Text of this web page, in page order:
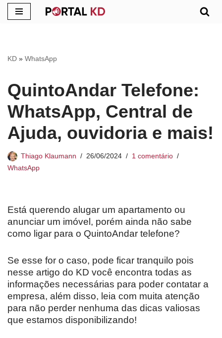
conteúdo
KD » WhatsApp
QuintoAndar Telefone:
WhatsApp, Central de
Ajuda, ouvidoria e mais!
Thiago Klaumann 26/06/2024
1 comentário
WhatsApp
Está querendo alugar um apartamento ou
anunciar um imóvel, porém ainda não sabe
como ligar para o QuintoAndar telefone?
Se esse for o caso, pode ficar tranquilo pois
nesse artigo do KD você encontra todas as
informações necessárias para poder contatar a
empresa, além disso, leia com muita atenção
para não perder nenhuma das dicas valiosas
que estamos disponibilizando!